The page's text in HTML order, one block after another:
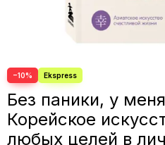
−10%
Без паники, у
Корейское
любых целей в